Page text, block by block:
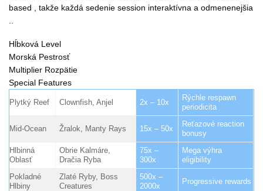
based , takže každá sedenie session interaktívna a odmenenejšia
Hĺbková Level
Morská Pestrosť
Multiplier Rozpätie
Special Features
Plytký Reef Clownfish, Anjel 2x – 10x
Rýchle respawn
periodicita
Mid-Ocean Žralok, Manty Rays 15x – 50x
Reťazové reaction
bonusy
Hlbinná
Oblasť
Obrie Kalmáre,
Dračia Ryba
75x –
300x
Mega výhra
eligibility
Pokladné
Hlbiny
Zlaté Ryby, Boss
Creatures
500x –
2000x
Progressive rewards